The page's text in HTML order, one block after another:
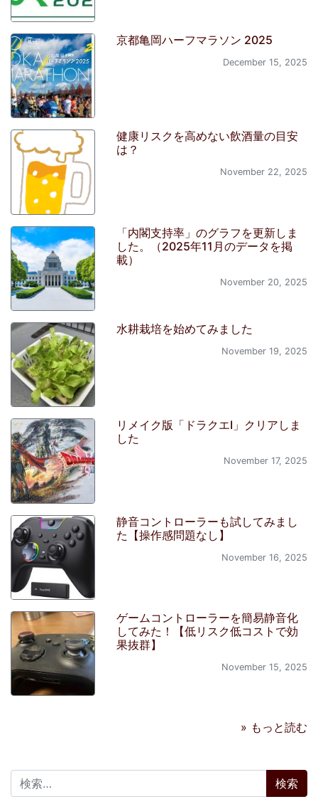
京都亀岡ハーフマラソン 2025
December 15, 2025
健康リスクを高めない飲酒量の目安
は？
November 22, 2025
「内閣支持率」のグラフを更新しま
した。（2025年11月のデータを掲
載）
November 20, 2025
水耕栽培を始めてみました
November 19, 2025
リメイク版「ドラクエI」クリアしま
した
November 17, 2025
静音コントローラーも試してみまし
た【操作感問題なし】
November 16, 2025
ゲームコントローラーを簡易静音化
してみた！【低リスク低コストで効
果抜群】
November 15, 2025
» もっと読む
検索: